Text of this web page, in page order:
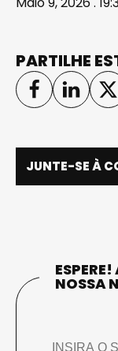
PARTILHE
JUNTE-SE À
NOSSA